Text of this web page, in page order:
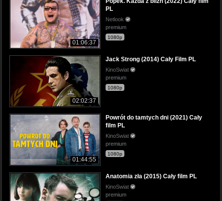
01:06:37
PL
Netlook
premium
1080p
02:02:37
Jack Strong (2014) Cały Film PL
KinoSwiat
premium
1080p
01:44:55
Powrót do tamtych dni (2021) Cały
film PL
KinoSwiat
premium
1080p
Anatomia zła (2015) Cały film PL
KinoSwiat
premium